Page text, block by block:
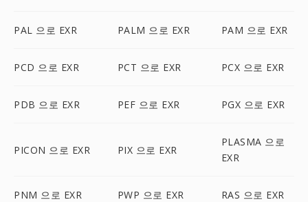
PAL 으로 EXR PALM 으로 EXR PAM 으로 EXR
PCD 으로 EXR PCT 으로 EXR PCX 으로 EXR
PDB 으로 EXR PEF 으로 EXR PGX 으로 EXR
PICON 으로 EXR PIX 으로 EXR
PLASMA 으로
EXR
PNM 으로 EXR PWP 으로 EXR RAS 으로 EXR